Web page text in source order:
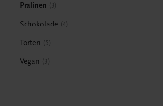
Pralinen 3
Schokolade 4
Torten 5
Vegan 3